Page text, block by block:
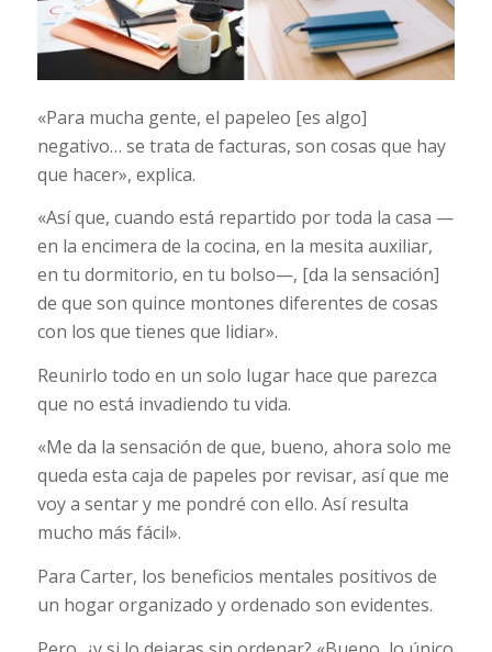
«Para mucha gente, el papeleo [es algo]
negativo… se trata de facturas, son cosas que hay
que hacer», explica.
«Así que, cuando está repartido por toda la casa —
en la encimera de la cocina, en la mesita auxiliar,
en tu dormitorio, en tu bolso—, [da la sensación]
de que son quince montones diferentes de cosas
con los que tienes que lidiar».
Reunirlo todo en un solo lugar hace que parezca
que no está invadiendo tu vida.
«Me da la sensación de que, bueno, ahora solo me
queda esta caja de papeles por revisar, así que me
voy a sentar y me pondré con ello. Así resulta
mucho más fácil».
Para Carter, los beneficios mentales positivos de
un hogar organizado y ordenado son evidentes.